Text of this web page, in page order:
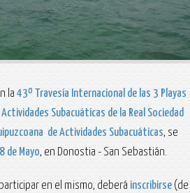
la 43º Travesía Internacional de las 3 Playas
Actividades Subacuáticas de la Real Sociedad
de Actividades Subacuáticas, se
de Mayo, en Donostia - San Sebastián.
en el mismo, deberá inscribirse (de